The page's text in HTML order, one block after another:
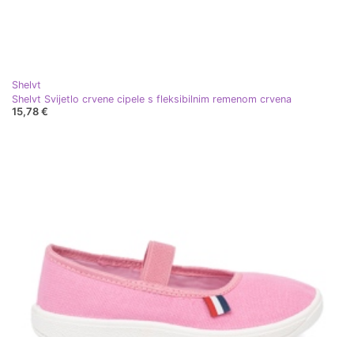
Shelvt
Shelvt Svijetlo crvene cipele s fleksibilnim remenom crvena
15,78 €